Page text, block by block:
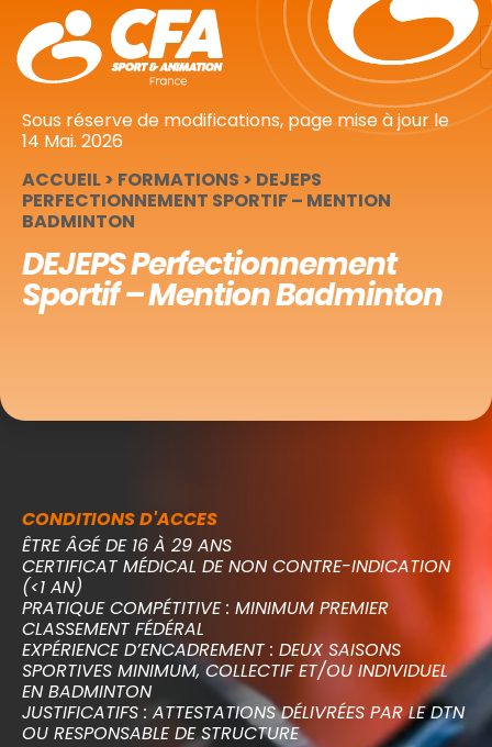
Sous réserve de modifications, page mise à jour le
14 Mai. 2026
ACCUEIL> FORMATIONS > DEJEPS
PERFECTIONNEMENT SPORTIF – MENTION
BADMINTON
DEJEPS Perfectionnement
Sportif – Mention Badminton
CONDITIONS D'ACCES
ÊTRE ÂGÉ DE 16 À 29 ANS
CERTIFICAT MÉDICAL DE NON CONTRE-INDICATION
(<1 AN)
PRATIQUE COMPÉTITIVE : MINIMUM PREMIER
CLASSEMENT FÉDÉRAL
EXPÉRIENCE D’ENCADREMENT : DEUX SAISONS
SPORTIVES MINIMUM, COLLECTIF ET/OU INDIVIDUEL
EN BADMINTON
JUSTIFICATIFS : ATTESTATIONS DÉLIVRÉES PAR LE DTN
OU RESPONSABLE DE STRUCTURE
Panneau de gestion des cookies